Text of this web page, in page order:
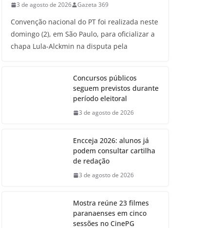
3 de agosto de 2026 Gazeta 369
Convenção nacional do PT foi realizada neste
domingo (2), em São Paulo, para oficializar a
chapa Lula-Alckmin na disputa pela
Concursos públicos
seguem previstos durante
período eleitoral
3 de agosto de 2026
Encceja 2026: alunos já
podem consultar cartilha
de redação
3 de agosto de 2026
Mostra reúne 23 filmes
paranaenses em cinco
sessões no CinePG